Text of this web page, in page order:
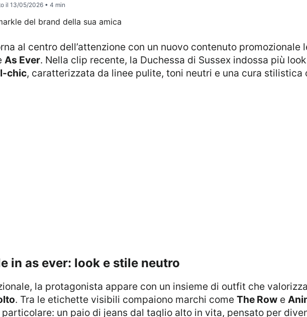
il 13/05/2026• 4 min
al centro dell’attenzione con un nuovo contenuto promozionale
As Ever. Nella clip recente, la Duchessa di Sussex indossa più
chic, caratterizzata da linee pulite, toni neutri e una cura stilistica
in as ever: look e stile neutro
la protagonista appare con un insieme di outfit che
. Tra le etichette visibili compaiono marchi come The Rowe
un paio di jeans dal taglio alto in vita, pensato per